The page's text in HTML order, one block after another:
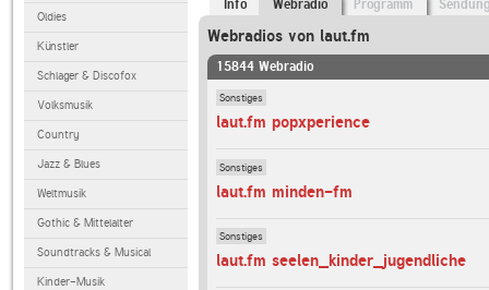
Oldies
Künstler
Schlager & Discofox
Volksmusik
Country
Jazz & Blues
Weltmusik
Gothic & Mittelalter
Soundtracks & Musical
Kinder-Musik
Info Webradio Programm
Webradios von laut.fm
15844 Webradio
Sonstiges
laut.fm popxperience
Sonstiges
laut.fm minden-fm
Sonstiges
laut.fm seelen_kinder_jugendliche